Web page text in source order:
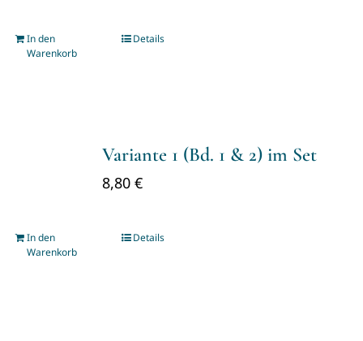
In den
Warenkorb
Details
Variante 1 (Bd. 1 & 2) im Set
8,80 €
In den
Warenkorb
Details